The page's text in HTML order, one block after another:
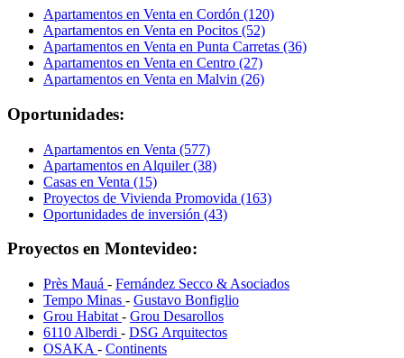
Apartamentos en Venta en Cordón (120)
Apartamentos en Venta en Pocitos (52)
Apartamentos en Venta en Punta Carretas (36)
Apartamentos en Venta en Centro (27)
Apartamentos en Venta en Malvin (26)
Oportunidades:
Apartamentos en Venta (577)
Apartamentos en Alquiler (38)
Casas en Venta (15)
Proyectos de Vivienda Promovida (163)
Oportunidades de inversión (43)
Proyectos en Montevideo:
Près Mauá - Fernández Secco & Asociados
Tempo Minas - Gustavo Bonfiglio
Grou Habitat - Grou Desarollos
6110 Alberdi - DSG Arquitectos
OSAKA - Continents